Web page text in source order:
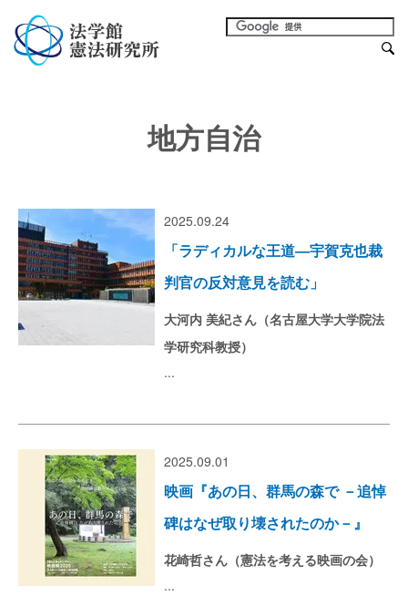
地方自治
2025.09.24
「ラディカルな王道―宇賀克也裁
判官の反対意見を読む」
大河内 美紀さん（名古屋大学大学院法
学研究科教授）
...
2025.09.01
映画『あの日、群馬の森で －追悼
碑はなぜ取り壊されたのか－』
花崎哲さん（憲法を考える映画の会）
...